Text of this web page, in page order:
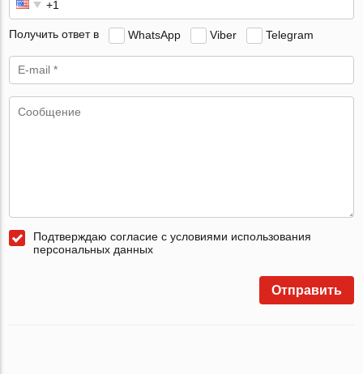
Получить ответ в WhatsApp Viber Telegram
Подтверждаю согласие с условиями использования
персональных данных
Отправить